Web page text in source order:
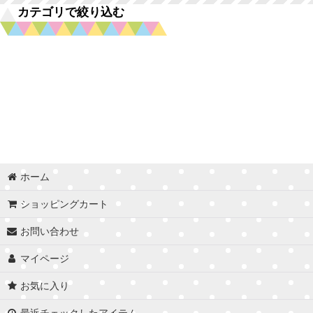
並び順:
カテゴリで絞り込む
C&R
レオナルド
ハーロウブレンド
シシア (Schesir)
クプレラ
ホーム
ショッピングカート
お問い合わせ
マイページ
お気に入り